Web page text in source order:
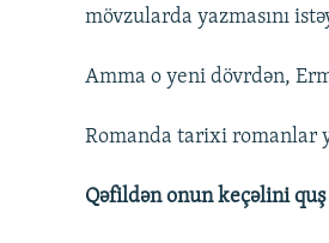
mövzularda yazmasını
Amma o yeni dövrdən,
Romanda tarixi romanlar
Qəfildən onun keçəlini quş